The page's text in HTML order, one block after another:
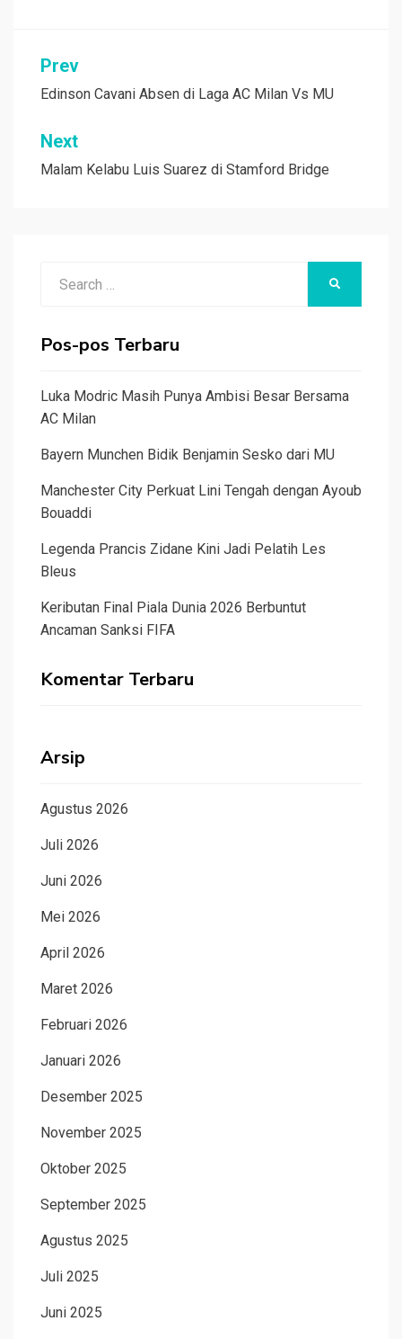
Navigasi
pos
Prev
Edinson Cavani Absen di Laga AC Milan Vs MU
Next
Malam Kelabu Luis Suarez di Stamford Bridge
Pos-pos Terbaru
Luka Modric Masih Punya Ambisi Besar Bersama
AC Milan
Bayern Munchen Bidik Benjamin Sesko dari MU
Manchester City Perkuat Lini Tengah dengan Ayoub
Bouaddi
Legenda Prancis Zidane Kini Jadi Pelatih Les
Bleus
Keributan Final Piala Dunia 2026 Berbuntut
Ancaman Sanksi FIFA
Komentar Terbaru
Arsip
Agustus 2026
Juli 2026
Juni 2026
Mei 2026
April 2026
Maret 2026
Februari 2026
Januari 2026
Desember 2025
November 2025
Oktober 2025
September 2025
Agustus 2025
Juli 2025
Juni 2025